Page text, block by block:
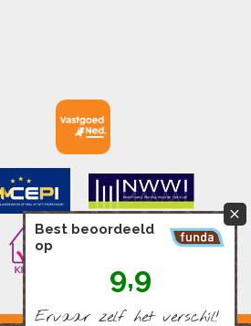
Best beoordeeld
op
9,9
Ervaar zelf het verschíl!